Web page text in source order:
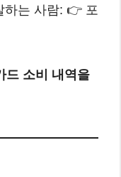
하는 사람: 👉 포
드 소비 내역을